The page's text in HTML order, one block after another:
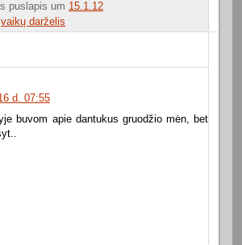
puslapis um 15.1.12
vaikų darželis
d. 07:55
buvom apie dantukus gruodžio mėn, bet